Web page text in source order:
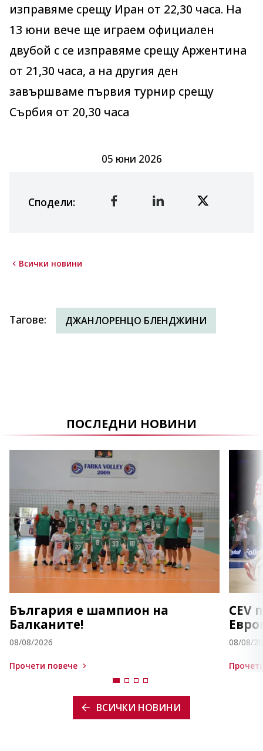
изправяме срещу Иран от 22,30 часа. На
13 юни вече ще играем официален
двубой с се изправяме срещу Аржентина
от 21,30 часа, а на другия ден
завършваме първия турнир срещу
Сърбия от 20,30 часа
05 юни 2026
Сподели:
Всички новини
Тагове: ДЖАНЛОРЕНЦО БЛЕНДЖИНИ
ПОСЛЕДНИ НОВИНИ
България е шампион на
Балканите!
08/08/2026
Прочети повече
CEV
08/08/
ВСИЧКИ НОВИНИ